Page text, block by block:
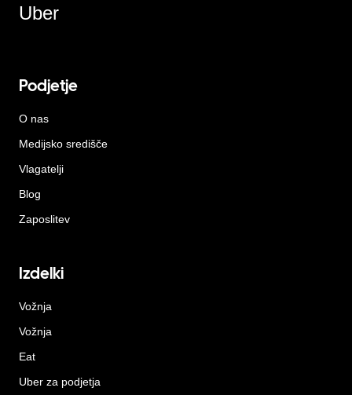
Uber
Podjetje
O nas
Medijsko središče
Vlagatelji
Blog
Zaposlitev
Izdelki
Vožnja
Vožnja
Eat
Uber za podjetja